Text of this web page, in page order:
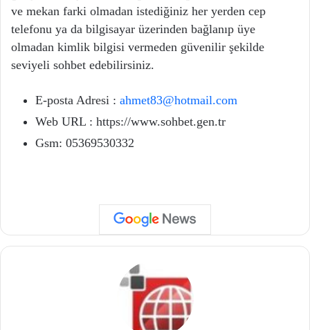
ve mekan farki olmadan istediğiniz her yerden cep
telefonu ya da bilgisayar üzerinden bağlanıp üye
olmadan kimlik bilgisi vermeden güvenilir şekilde
seviyeli sohbet edebilirsiniz.
E-posta Adresi : ahmet83@hotmail.com
Web URL : https://www.sohbet.gen.tr
Gsm: 05369530332